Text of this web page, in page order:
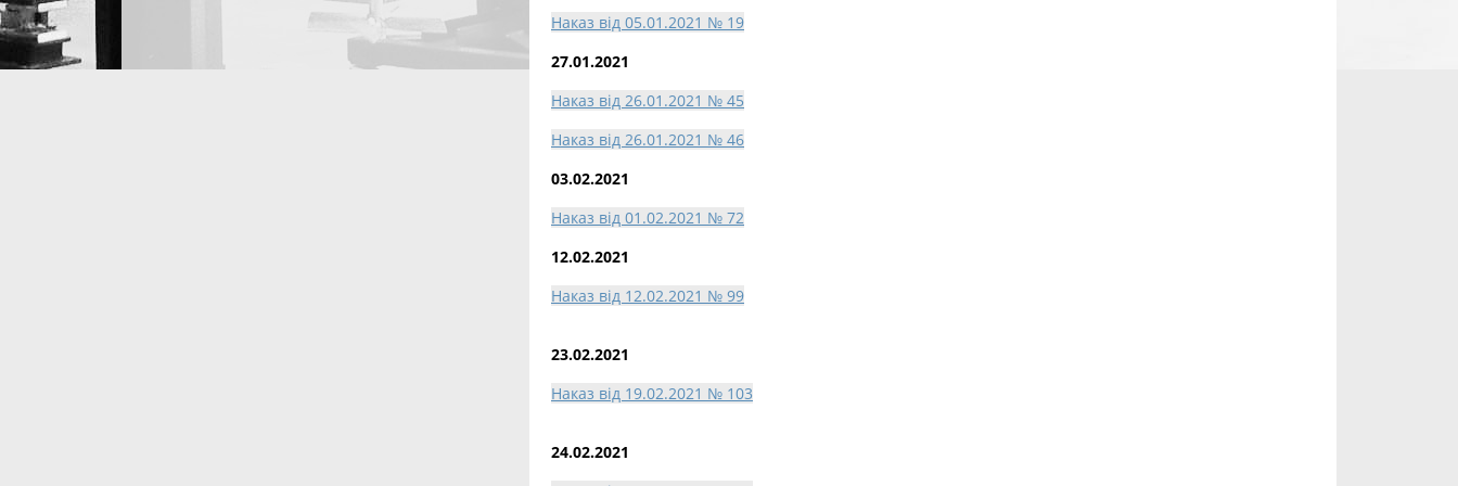
Наказ від 05.01.2021 № 19
27.01.2021
Наказ від 26.01.2021 № 45
Наказ від 26.01.2021 № 46
03.02.2021
Наказ від 01.02.2021 № 72
12.02.2021
Наказ від 12.02.2021 № 99
23.02.2021
Наказ від 19.02.2021 № 103
24.02.2021